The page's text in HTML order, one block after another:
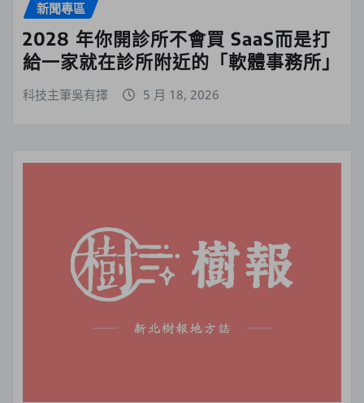
新聞專區
2028 年你開診所不會買 SaaS而是打
給一家就在診所附近的「軟體事務所」
科技主筆吳有擇 5 月 18, 2026